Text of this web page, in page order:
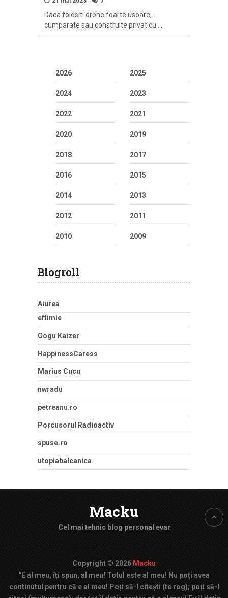
Daca folositi drone foarte usoare,
cumparate sau construite privat cu …
2026 2025
2024 2023
2022 2021
2020 2019
2018 2017
2016 2015
2014 2013
2012 2011
2010 2009
Blogroll
Aiurea
eftimie
Gogu Kaizer
HappinessCaress
Marius Cucu
nwradu
petreanu.ro
Porcusorul Radioactiv
spuse.ro
utopiabalcanica
Macku
Cel mai tehnic blog personal evar
Copyright © 2026 Macku
"E al meu, îți spun, al meu! Totul este al meu! Nu poți avea
continutul pentru că e al meu! Poți să-l citești (te rog); poți să-l